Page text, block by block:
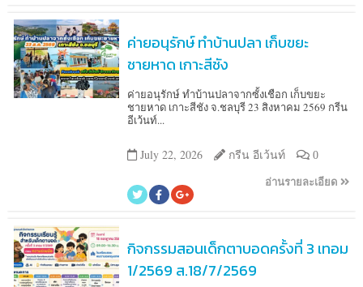
ค่ายอนุรักษ์ ทำบ้านปลา เก็บขยะ
ชายหาด เกาะสีชัง
ค่ายอนุรักษ์ ทำบ้านปลาจากซั้งเชือก เก็บขยะ
ชายหาด เกาะสีชัง จ.ชลบุรี 23 สิงหาคม 2569 กรีน
อีเว้นท์...
July 22, 2026 กรีน อีเว้นท์ 0
อ่านรายละเอียด
กิจกรรมสอนเด็กตาบอดครั้งที่ 3 เทอม
1/2569 ส.18/7/2569